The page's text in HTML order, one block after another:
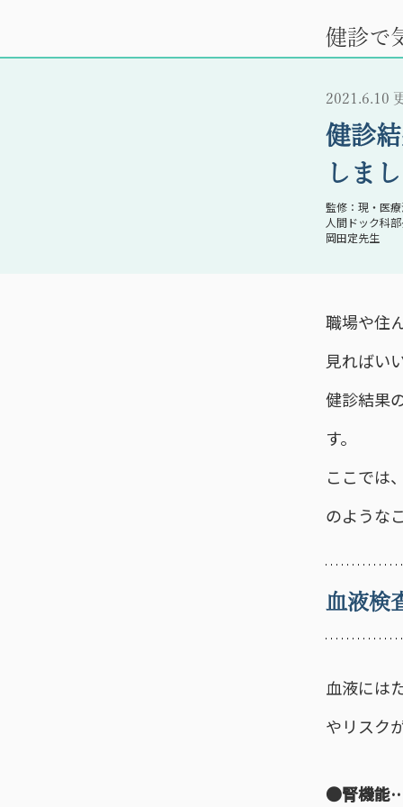
健診で
2021.6.10
健診
しま
現・医
人間ドック科
岡田定先生
職場や住
見ればい
健診結果
す。
ここでは
のような
血液検
血液には
やリスク
●腎機能…